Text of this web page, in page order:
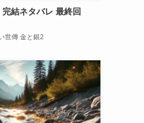
結ネタバレ 最終回
世傳 金と銀2